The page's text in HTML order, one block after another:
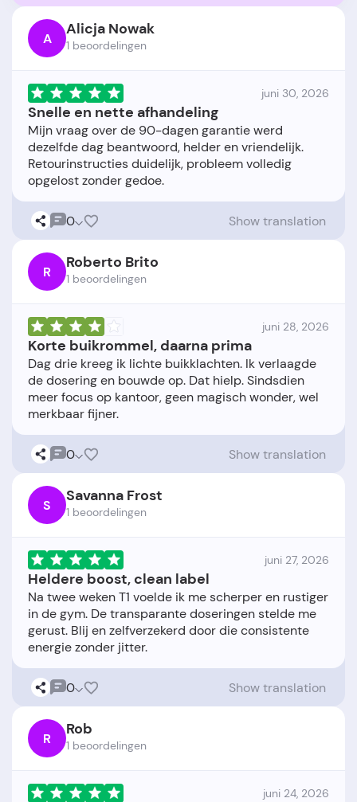
A Alicja Nowak
1 beoordelingen
juni 30, 2026
Snelle en nette afhandeling
Mijn vraag over de 90-dagen garantie werd
dezelfde dag beantwoord, helder en vriendelijk.
Retourinstructies duidelijk, probleem volledig
0 Show translation
R Roberto Brito
1 beoordelingen
juni 28, 2026
Korte buikrommel, daarna prima
Dag drie kreeg ik lichte buikklachten. Ik verlaagde
de dosering en bouwde op. Dat hielp. Sindsdien
meer focus op kantoor, geen magisch wonder, wel
0 Show translation
S Savanna Frost
1 beoordelingen
juni 27, 2026
Heldere boost, clean label
Na twee weken T1 voelde ik me scherper en rustiger
in de gym. De transparante doseringen stelde me
gerust. Blij en zelfverzekerd door die consistente
0 Show translation
R Rob
1 beoordelingen
juni 24, 2026